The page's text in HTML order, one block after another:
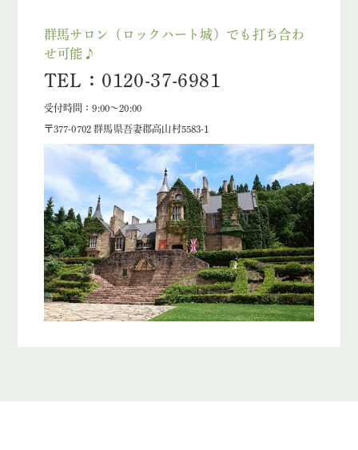
群馬サロン（ロックハート城）でも打ち合わ
せ可能♪
TEL：0120-37-6981
受付時間：9:00～20:00
〒377-0702 群馬県吾妻郡高山村5583-1